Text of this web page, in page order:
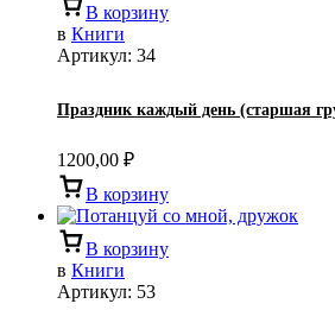
В корзину
в Книги
Артикул: 34
Праздник каждый день (старшая
1200,00 ₽
В корзину
В корзину
в Книги
Артикул: 53